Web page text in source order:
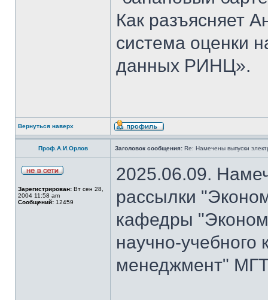
Как разъясняет
система оценки
данных РИНЦ».
Вернуться наверх
Проф.А.И.Орлов Заголовок сообщения: Re: Намечены выпуски
Зарегистрирован: Вт сен 28,
2004 11:58 am
Сообщений: 12459
2025.06.09.
рассылки
кафедры
научно-
менеджмент"